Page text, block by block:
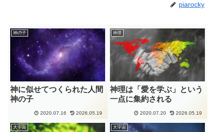
piarocky
神の子
神に似せてつくられた人間
神の子
2020.07.16 2026.05.19
神理
神理は「愛を学ぶ」という
一点に集約される
2020.07.20 2026.05.19
大宇宙 大宇宙